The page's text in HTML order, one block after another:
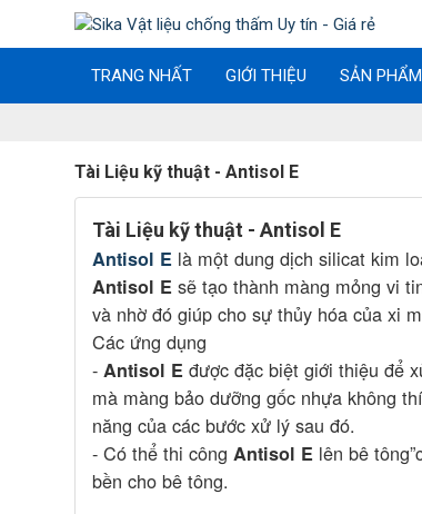
TRANG NHẤT GIỚI THIỆU SẢN
Tài Liệu kỹ thuật - Antisol E
Tài Liệu kỹ thuật - Antisol E
Antisol E là một dung dịch silicat kim
Antisol E sẽ tạo thành màng mỏng vi
và nhờ đó giúp cho sự thủy hóa của xi
Các ứng dụng
- Antisol E được đặc biệt giới thiệu để
mà màng bảo dưỡng gốc nhựa không
năng của các bước xử lý sau đó.
- Có thể thi công Antisol E lên bê
bền cho bê tông.